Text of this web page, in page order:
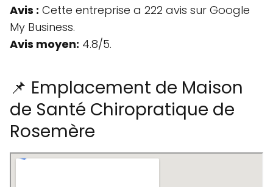
Avis : Cette entreprise a 222 avis sur Google
My Business.
Avis moyen: 4.8/5.
📌 Emplacement de Maison
de Santé Chiropratique de
Rosemère